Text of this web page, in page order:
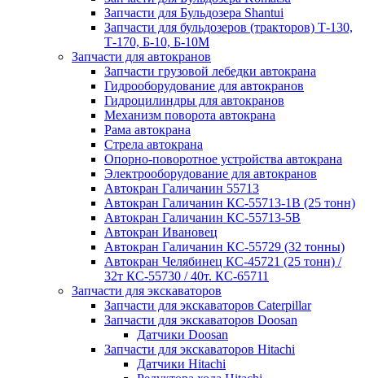
Запчасти для Бульдозера Shantui
Запчасти для бульдозеров (тракторов) Т-130,
Т-170, Б-10, Б-10М
Запчасти для автокранов
Запчасти грузовой лебедки автокрана
Гидрооборудование для автокранов
Гидроцилиндры для автокранов
Механизм поворота автокрана
Рама автокрана
Стрела автокрана
Опорно-поворотное устройства автокрана
Электрооборудование для автокранов
Автокран Галичанин 55713
Автокран Галичанин КС-55713-1В (25 тонн)
Автокран Галичанин КС-55713-5В
Автокран Ивановец
Автокран Галичанин КС-55729 (32 тонны)
Автокран Челябинец КС-45721 (25 тонн) /
32т КС-55730 / 40т. КС-65711
Запчасти для экскаваторов
Запчасти для экскаваторов Caterpillar
Запчасти для экскаваторов Doosan
Датчики Doosan
Запчасти для экскаваторов Hitachi
Датчики Hitachi